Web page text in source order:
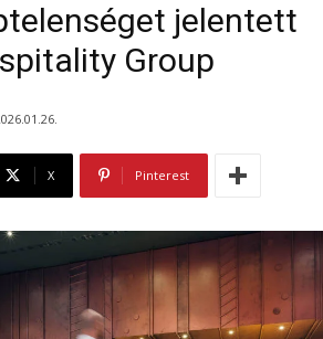
jelentett
Group
X Pinterest